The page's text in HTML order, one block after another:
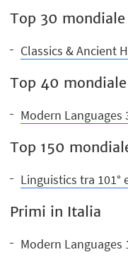
Top 30 mondiale
Classics & Ancient
Top 40 mondiale
Modern Languages
Top 150
Linguistics tra 101°
Primi in Italia
Modern Languages